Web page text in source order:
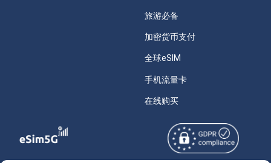
旅游必备
加密货币支付
全球eSIM
手机流量卡
在线购买